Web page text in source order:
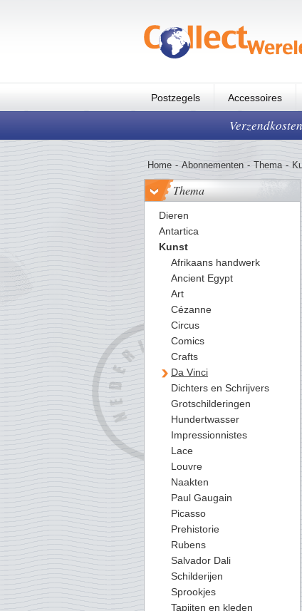
Postzegels Accessoires
Home - Abonnementen - Thema -
Thema
Dieren
Antartica
Kunst
Afrikaans handwerk
Ancient Egypt
Art
Cézanne
Circus
Comics
Crafts
Da Vinci
Dichters en Schrijvers
Grotschilderingen
Hundertwasser
Impressionnistes
Lace
Louvre
Naakten
Paul Gaugain
Picasso
Prehistorie
Rubens
Salvador Dali
Schilderijen
Sprookjes
Tapijten en kleden